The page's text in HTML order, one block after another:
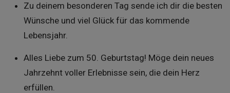
Zu deinem besonderen Tag sende ich dir die besten
Wünsche und viel Glück für das kommende
Lebensjahr.
Alles Liebe zum 50. Geburtstag! Möge dein neues
Jahrzehnt voller Erlebnisse sein, die dein Herz
erfüllen.